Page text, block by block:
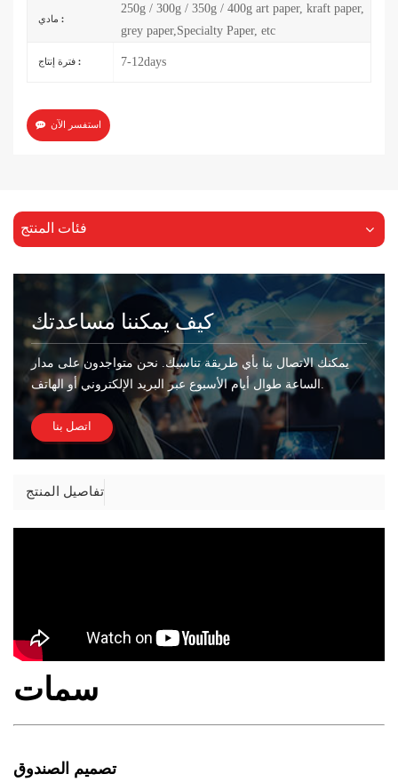
مادي :
250g / 300g / 350g / 400g art paper, kraft paper,
grey paper,Specialty Paper, etc
فترة إنتاج : 7-12days
استفسر الآن
فئات المنتج
كيف يمكننا مساعدتك
يمكنك الاتصال بنا بأي طريقة تناسبك. نحن متواجدون على مدار
اتصل بنا
تفاصيل المنتج
سمات
تصميم الصندوق